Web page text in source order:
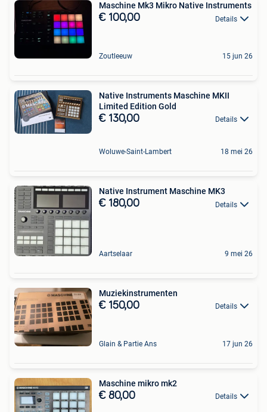
Maschine Mk3 Mikro Native Instruments
€ 100,00 Details
Zoutleeuw 15 jun 26
Native Instruments Maschine MKII
Limited Edition Gold
€ 130,00 Details
Woluwe-Saint-Lambert 18 mei 26
Native Instrument Maschine MK3
€ 180,00 Details
Aartselaar 9 mei 26
Muziekinstrumenten
€ 150,00 Details
Glain & Partie Ans 17 jun 26
Maschine mikro mk2
€ 80,00 Details